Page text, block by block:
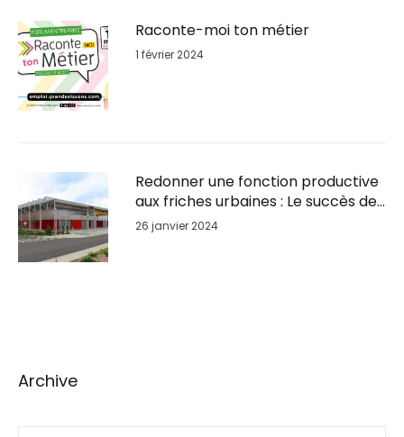
Raconte-moi ton métier
1 février 2024
Redonner une fonction productive
aux friches urbaines : Le succès de
la reconversion du Parc BSL à
26 janvier 2024
Archive